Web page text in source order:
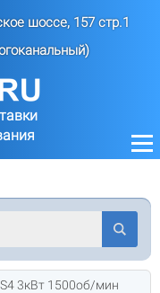
шоссе, 157 стр.1
3кВт 1500об/мин